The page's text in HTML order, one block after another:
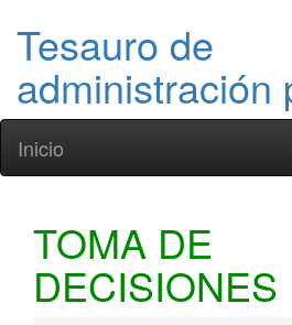
Tesauro de
administración
Inicio
TOMA DE
DECISIONES